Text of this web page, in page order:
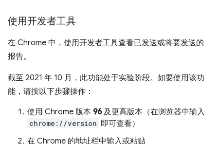
使用开发者工具
在 Chrome 中，使用开发者工具查看已发送或将要发送的
报告。
截至 2021 年 10 月，此功能处于实验阶段。如要使用该功
能，请按以下步骤操作：
使用 Chrome 版本 96及更高版本（在浏览器中输入
chrome://version 即可查看）
在 Chrome 的地址栏中输入或粘贴